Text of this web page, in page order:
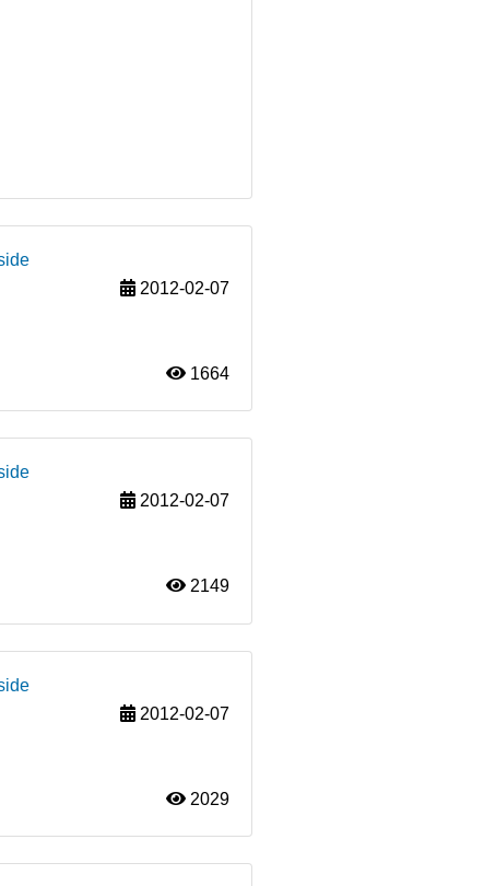
2012-02-07
1664
2012-02-07
2149
2012-02-07
2029